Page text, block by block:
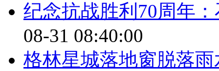
纪念抗战胜利70周年
08-31 08:40:00
格林星城落地窗脱落